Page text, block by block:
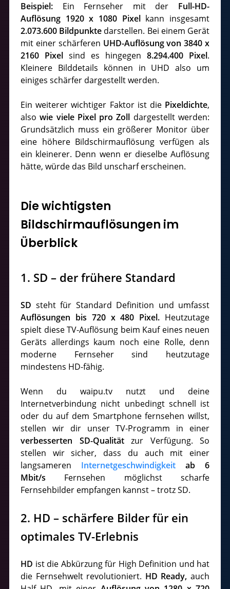
Beispiel: Ein Fernseher mit der Full-HD-
Auflösung 1920 x 1080 Pixelkann insgesamt
2.073.600 Bildpunkte darstellen. Bei einem Gerät
mit einer schärferen UHD-Auflösung von 3840 x
2160 Pixel sind es hingegen 8.294.400 Pixel.
Kleinere Bilddetails können in UHD also um
einiges schärfer dargestellt werden.
Ein weiterer wichtiger Faktor ist die Pixeldichte,
alsowie viele Pixel pro Zoll dargestellt werden:
Grundsätzlich muss ein größerer Monitor über
eine höhere Bildschirmauflösung verfügen als
ein kleinerer. Denn wenn er dieselbe Auflösung
hätte, würde das Bild unscharf erscheinen.
Die wichtigsten
Bildschirmauflösungen im
Überblick
1. SD – der frühere Standard
SD steht für Standard Definition und umfasst
Auflösungen bis 720 x 480 Pixel. Heutzutage
spielt diese TV-Auflösung beim Kauf eines neuen
Geräts allerdings kaum noch eine Rolle, denn
moderne Fernseher sind heutzutage
mindestens HD-fähig.
Wenn du waipu.tv nutzt und deine
Internetverbindung nicht unbedingt schnell ist
oder du auf dem Smartphone fernsehen willst,
stellen wir dir unser TV-Programm in einer
verbesserten SD-Qualitätzur Verfügung. So
stellen wir sicher, dass du auch mit einer
langsameren Internetgeschwindigkeit ab 6
Mbit/s Fernsehen möglichst scharfe
Fernsehbilder empfangen kannst – trotz SD.
2. HD – schärfere Bilder für ein
optimales TV-Erlebnis
HD ist die Abkürzung für High Definition und hat
die Fernsehwelt revolutioniert. HD Ready, auch